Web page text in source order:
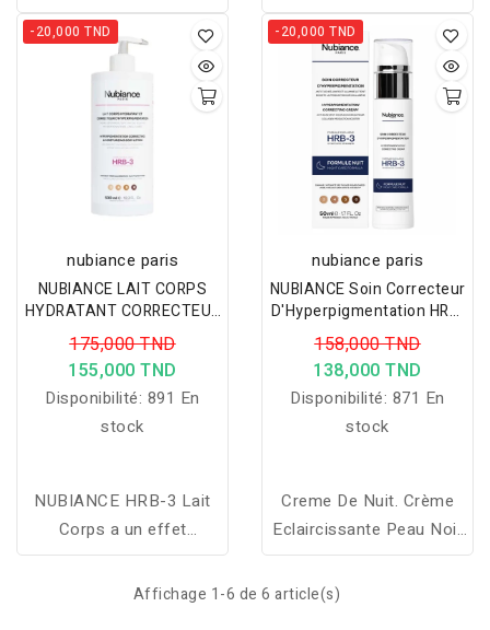
MULTI CORRECTEUR
15ML
pigmentaires. Il prévient
et corrige l'apparition des
taches pigmentaires de
toutes origines
(mélasma, lentigo solaire,
déséquilibre hormonal,
cicatrices d'acné,
vieillissement cutané...)
-20,000 TND
nubiance paris
NUBIANCE LAIT CORPS
HYDRATANT CORRECTEUR
D'HYPERPIGMENTATION -
500ML
175,000 TND
155,000 TND
Disponibilité: 891 En
stock
NUBIANCE HRB-3 Lait
Corps a un effet
régulateur de pigments
rapide et significatif qui
-20,000 TND
nubiance paris
NUBIANCE Soin Correcteur
D'Hyperpigmentation HRB-
3, Crème Anti Tache
Visage De Nuit
158,000 TND
138,000 TND
Disponibilité: 871 En
stock
Creme De Nuit. Crème
Eclaircissante Peau Noir
Puissant Ou Pour Peaux
Mixtes, Pour Taches
Affichage 1-6 de 6 article(s)